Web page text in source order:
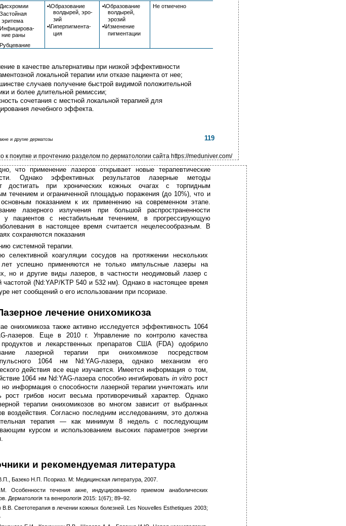
Дисхромии •\Образование •\Образование
Не отмечено
Застойная волдырей, эро-
волдырей,
зий
эрозий
эритема
•\Гиперпигмента- •\Изменение
Инфицирова-
ция
пигментации
ние раны
Рубцевание
в качестве альтернативы при низкой эффективности
локальной терапии или отказе пациента от нее;
случаев получение быстрой видимой положительной
и более длительной ремиссии;
сочетания с местной локальной терапией для
лечебного эффекта.
и другие дерматозы 119
к покупке и прочтению разделом по дерматологии сайта https://meduniver.com/
что применение лазеров открывает новые терапевтические
Однако эффективных результатов лазерные методы
достигать при хронических кожных очагах с торпидным
течением и ограниченной площадью поражения (до 10%), что и
основным показанием к их применению на современном этапе.
лазерного излучения при большой распространенности
у пациентов с нестабильным течением, в прогрессирующую
в настоящее время считается нецелесообразным. В
сохраняются показания
системной терапии.
селективной коагуляции сосудов на протяжении нескольких
лет успешно применяются не только импульсные лазеры на
но и другие виды лазеров, в частности неодимовый лазер с
частотой (Nd:YAP/KTP 540 и 532 нм). Однако в настоящее время
нет сообщений о его использовании при псориазе.
лечение онихомикоза
онихомикоза также активно исследуется эффективность 1064
лазеров. Еще в 2010 г. Управление по контролю качества
и лекарственных препаратов США (FDA) одобрило
лазерной терапии при онихомикозе посредством
1064 нм Nd:YAG-лазера, однако механизм его
действия все еще изучается. Имеется информация о том,
1064 нм Nd:YAG-лазера способно ингибировать in vitro рост
но информация о способности лазерной терапии уничтожать или
рост грибов носит весьма противоречивый характер. Однако
терапии онихомикозов во многом зависит от выбранных
воздействия. Согласно последним исследованиям, это должна
терапия — как минимум 8 недель с последующим
курсом и использованием высоких параметров энергии
и рекомендуемая литература
Базеко Н.П. Псориаз. М: Медицинская литература, 2007.
Особенности течения акне, индуцированного приемом анаболических
Дерматологiя та венерологiя 2015: 1(67); 89–92.
В.В. Светотерапия в лечении кожных болезней. Les Nouvelles Esthetiques 2003;